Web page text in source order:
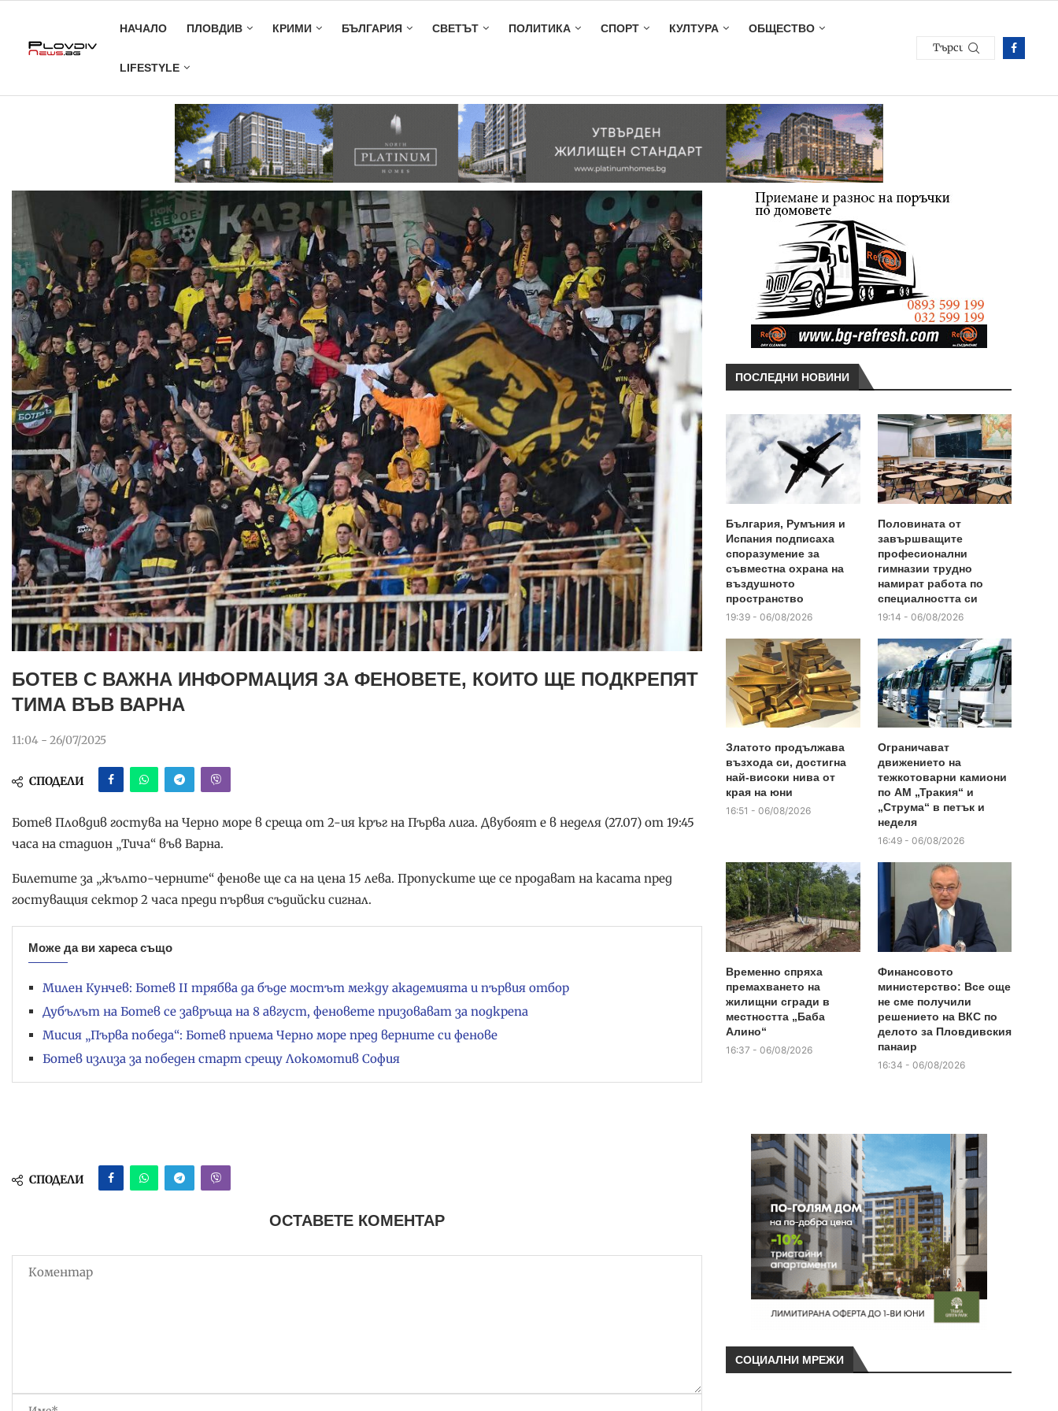
НАЧАЛО ПЛОВДИВ КРИМИ БЪЛГАРИЯ СВЕТЪТ ПОЛИТИКА СПОРТ КУЛТУРА ОБЩЕСТВО
LIFESTYLE
БОТЕВ С ВАЖНА ИНФОРМАЦИЯ ЗА ФЕНОВЕТЕ, КОИТО ЩЕ ПОДКРЕПЯТ
ТИМА ВЪВ ВАРНА
11:04 - 26/07/2025
СПОДЕЛИ
Ботев Пловдив гостува на Черно море в среща от 2-ия кръг на Първа лига. Двубоят е в неделя (27.07) от 19:45
часа на стадион „Тича“ във Варна.
Билетите за „жълто-черните“ фенове ще са на цена 15 лева. Пропуските ще се продават на касата пред
гостуващия сектор 2 часа преди първия съдийски сигнал.
Може да ви хареса също
Милен Кунчев: Ботев II трябва да бъде мостът между академията и първия отбор
Дубълът на Ботев се завръща на 8 август, феновете призовават за подкрепа
Мисия „Първа победа“: Ботев приема Черно море пред верните си фенове
Ботев излиза за победен старт срещу Локомотив София
СПОДЕЛИ
ОСТАВЕТЕ КОМЕНТАР
ПОСЛЕДНИ НОВИНИ
България, Румъния и
Испания подписаха
споразумение за
съвместна охрана на
въздушното
пространство
19:39 - 06/08/2026
Половината от
завършващите
професионални
гимназии трудно
намират работа по
специалността си
19:14 - 06/08/2026
Златото продължава
възхода си, достигна
най-високи нива от
края на юни
16:51 - 06/08/2026
Ограничават
движението на
тежкотоварни камиони
по АМ „Тракия“ и
„Струма“ в петък и
неделя
16:49 - 06/08/2026
Временно спряха
премахването на
жилищни сгради в
местността „Баба
Алино“
16:37 - 06/08/2026
Финансовото
министерство: Все още
не сме получили
решението на ВКС по
делото за Пловдивския
панаир
16:34 - 06/08/2026
СОЦИАЛНИ МРЕЖИ